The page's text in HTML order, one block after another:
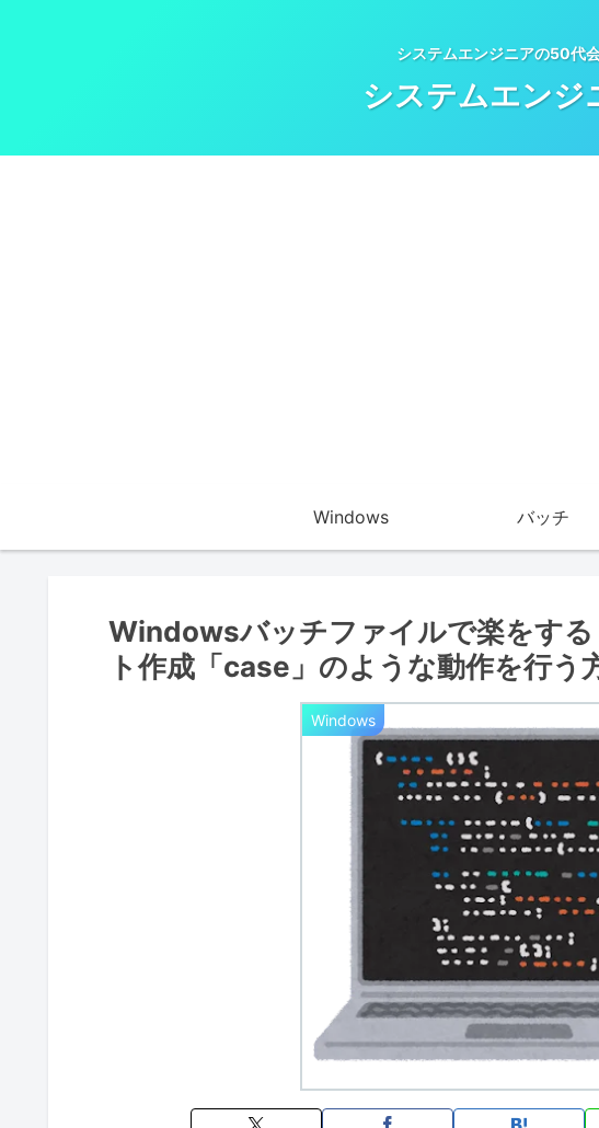
システムエンジニアの50代
システムエンジ
Windows バッチ
Windowsバッチファイルで楽をす
ト作成「case」のような動作を行う
Windows